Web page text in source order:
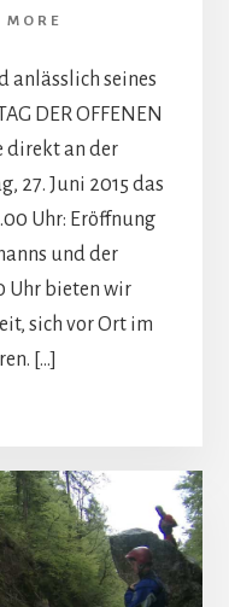
MORE
anlässlich seines
DER OFFENEN
direkt an der
27. Juni 2015 das
Uhr: Eröffnung
und der
Uhr bieten wir
sich vor Ort im
[…]